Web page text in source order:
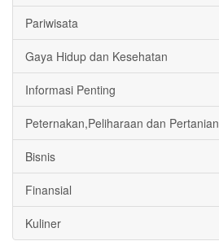
Pariwisata
Gaya Hidup dan Kesehatan
Informasi Penting
Peternakan,Peliharaan dan Pertanian
Bisnis
Finansial
Kuliner